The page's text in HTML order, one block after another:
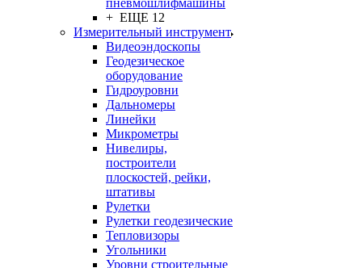
пневмошлифмашины
+ ЕЩЕ 12
Измерительный инструмент
Видеоэндоскопы
Геодезическое
оборудование
Гидроуровни
Дальномеры
Линейки
Микрометры
Нивелиры,
построители
плоскостей, рейки,
штативы
Рулетки
Рулетки геодезические
Тепловизоры
Угольники
Уровни строительные